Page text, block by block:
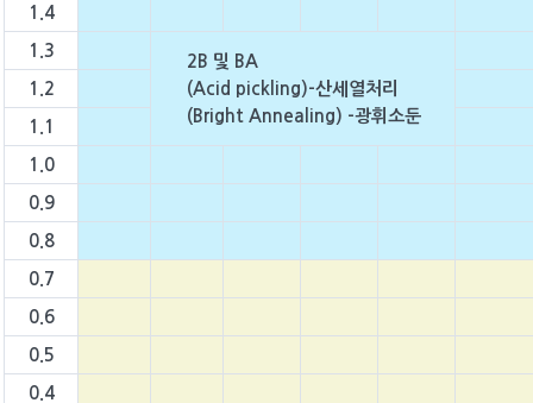
1.4
1.3
2B 및 BA
(Acid pickling)-산세열처리
(Bright Annealing) -광휘소둔
1.2
1.1
1.0
0.9
0.8
0.7
0.6
0.5
0.4